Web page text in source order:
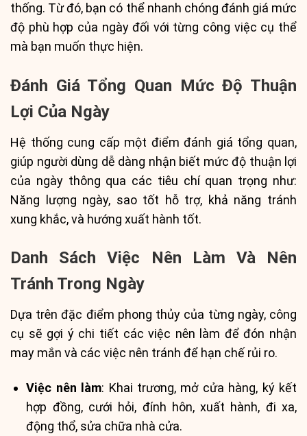
thống. Từ đó, bạn có thể nhanh chóng đánh giá mức
độ phù hợp của ngày đối với từng công việc cụ thể
mà bạn muốn thực hiện.
Đánh Giá Tổng Quan Mức Độ Thuận
Lợi Của Ngày
Hệ thống cung cấp một điểm đánh giá tổng quan,
giúp người dùng dễ dàng nhận biết mức độ thuận lợi
của ngày thông qua các tiêu chí quan trọng như:
Năng lượng ngày, sao tốt hỗ trợ, khả năng tránh
xung khắc, và hướng xuất hành tốt.
Danh Sách Việc Nên Làm Và Nên
Tránh Trong Ngày
Dựa trên đặc điểm phong thủy của từng ngày, công
cụ sẽ gợi ý chi tiết các việc nên làm để đón nhận
may mắn và các việc nên tránh để hạn chế rủi ro.
Việc nên làm: Khai trương, mở cửa hàng, ký kết
hợp đồng, cưới hỏi, đính hôn, xuất hành, đi xa,
động thổ, sửa chữa nhà cửa.